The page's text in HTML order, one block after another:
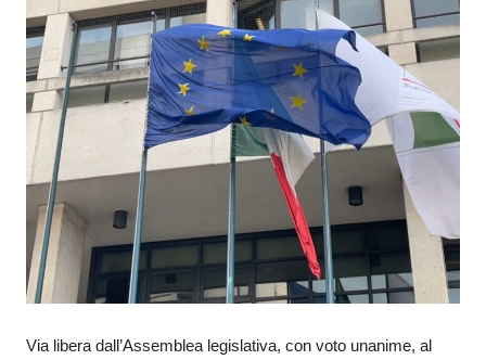
Via libera dall’Assemblea legislativa, con voto unanime, al